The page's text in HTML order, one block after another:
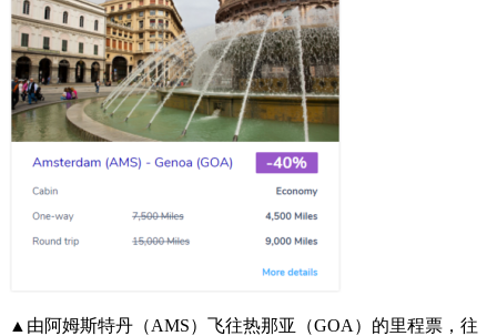
▲由阿姆斯特丹（AMS）飞往热那亚（GOA）的里程票，往